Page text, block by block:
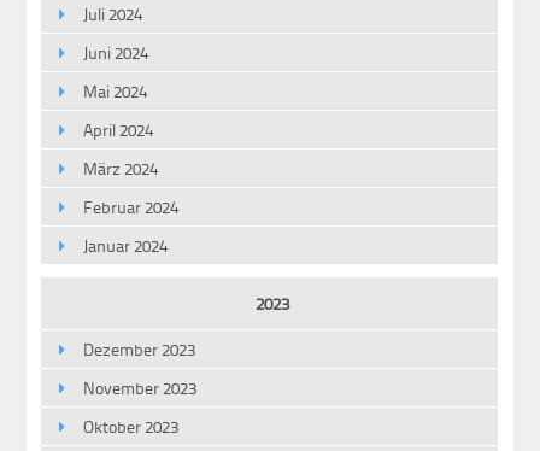
Juli 2024
Juni 2024
Mai 2024
April 2024
März 2024
Februar 2024
Januar 2024
2023
Dezember 2023
November 2023
Oktober 2023